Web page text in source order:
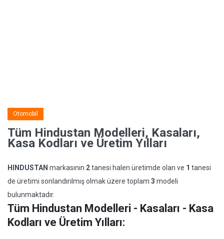
Otomobil
Tüm Hindustan Modelleri, Kasaları,
Kasa Kodları ve Üretim Yılları
HINDUSTAN markasının 2tanesi halen üretimde olan ve 1 tanesi
de üretimi sonlandırılmış olmak üzere toplam 3 modeli
bulunmaktadır.
Tüm Hindustan Modelleri - Kasaları - Kasa
Kodları ve Üretim Yılları: